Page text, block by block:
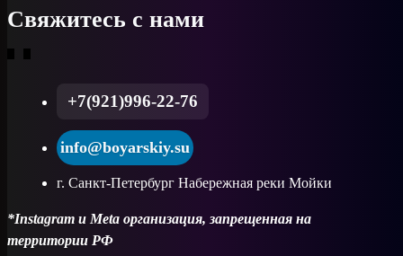
Свяжитесь с нами
+7(921)996-22-76
info@boyarskiy.su
г. Санкт-Петербург Набережная реки Мойки
*Instagram и Meta организация, запрещенная на
территории РФ